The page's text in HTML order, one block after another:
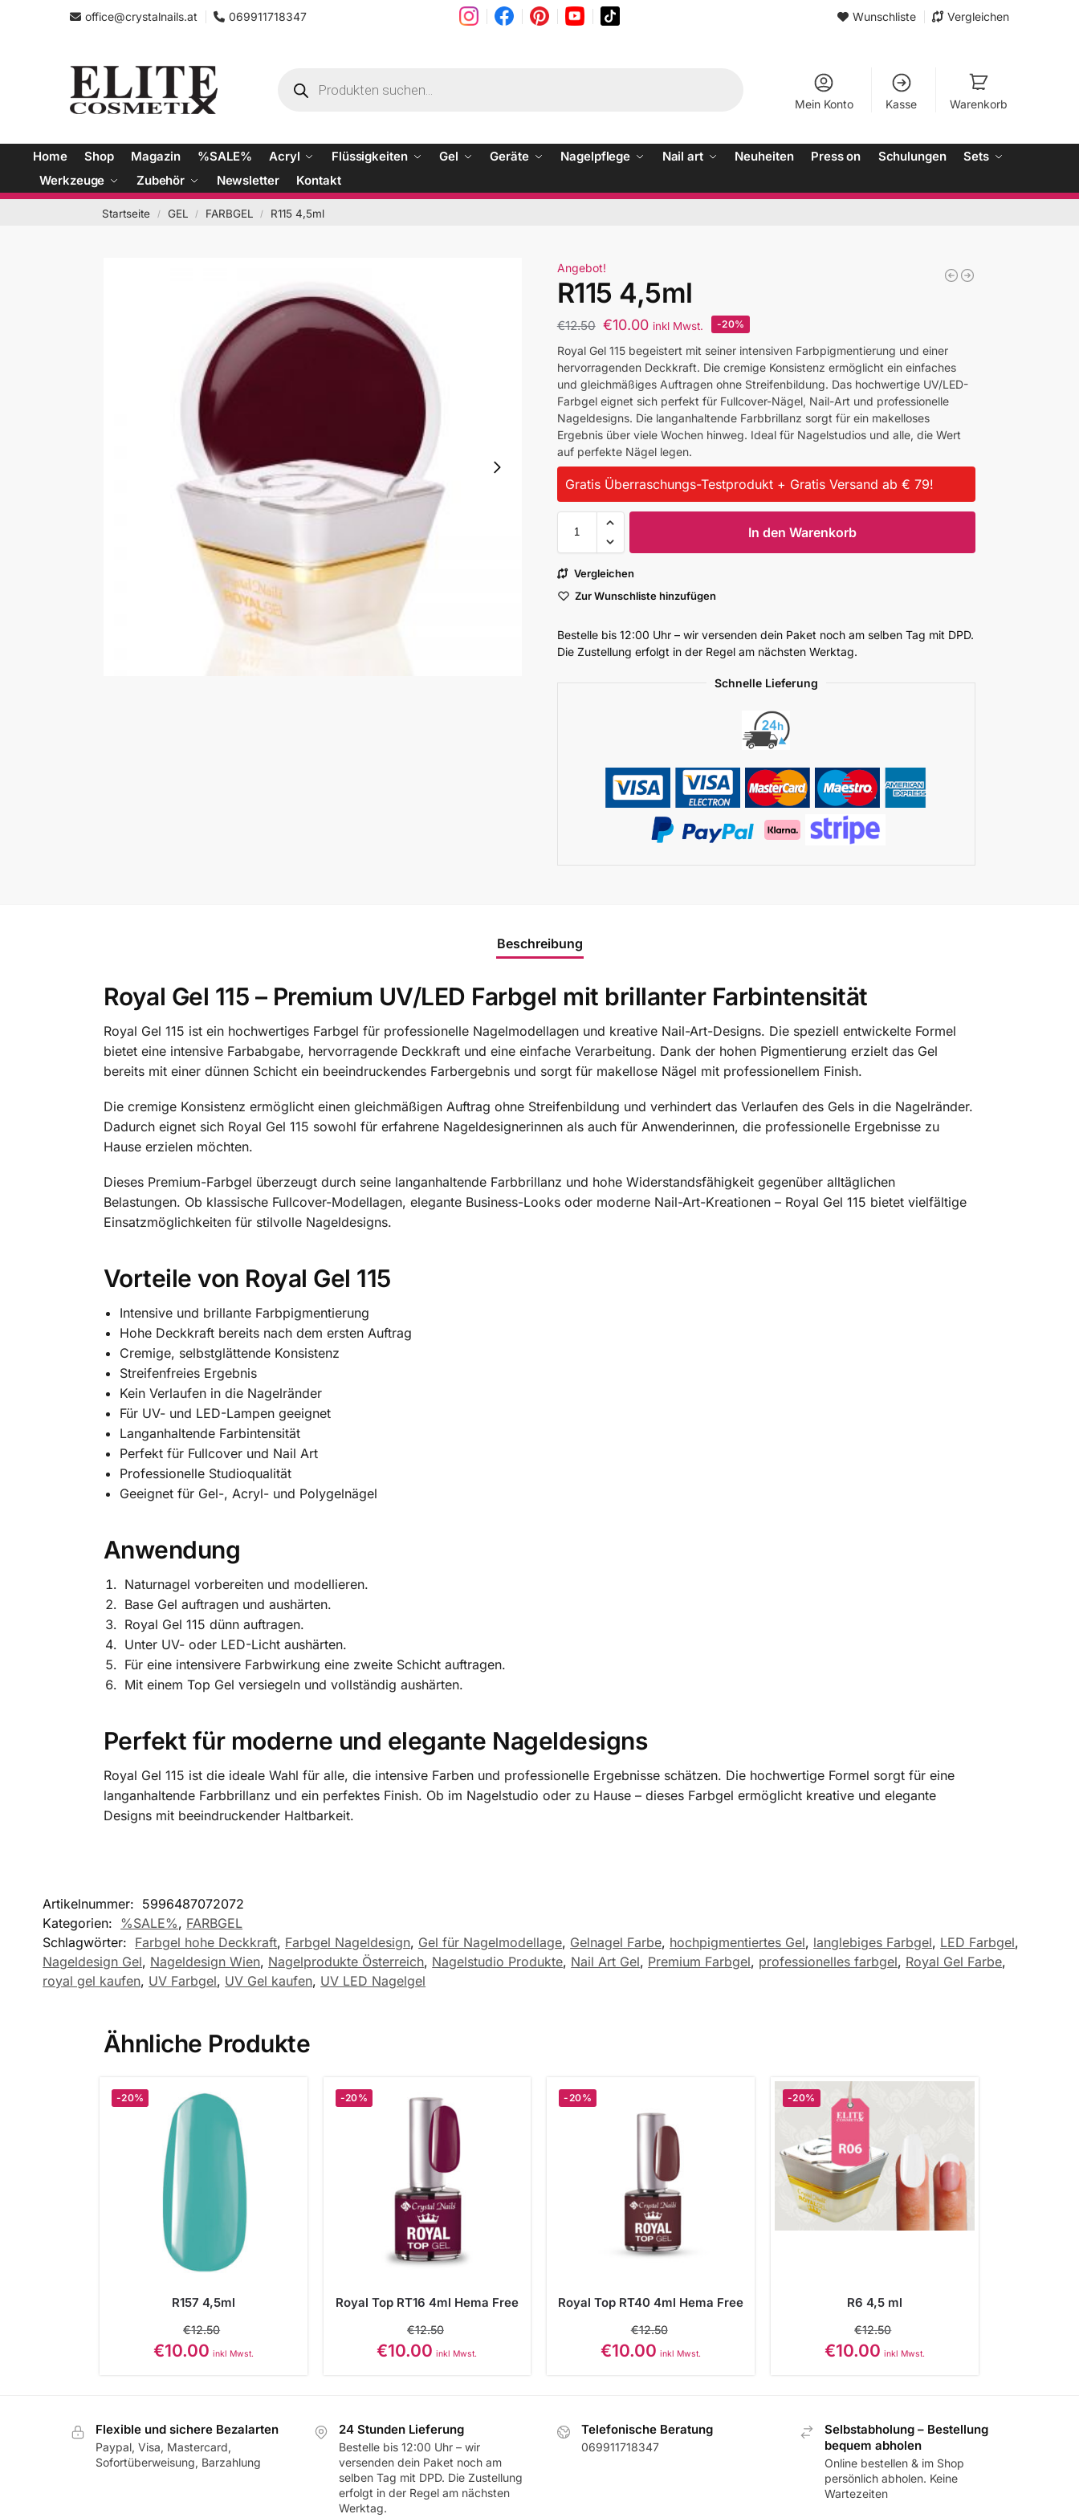
office@crystalnails.at 069911718347 Wunschliste Vergleichen
Mein Konto Kasse Warenkorb
Home Shop Magazin %SALE% Acryl Flüssigkeiten Gel Geräte Nagelpflege Nail art Neuheiten Press on Schulungen
Sets
Werkzeuge
Zubehör Newsletter Kontakt
Startseite / GEL / FARBGEL / R115 4,5ml
Angebot!
R115 4,5ml
€12.50 €10.00 inkl Mwst. -20%
Royal Gel 115 begeistert mit seiner intensiven Farbpigmentierung und einer
hervorragenden Deckkraft. Die cremige Konsistenz ermöglicht ein einfaches
und gleichmäßiges Auftragen ohne Streifenbildung. Das hochwertige UV/LED-
Farbgel eignet sich perfekt für Fullcover-Nägel, Nail-Art und professionelle
Nageldesigns. Die langanhaltende Farbbrillanz sorgt für ein makelloses
Ergebnis über viele Wochen hinweg. Ideal für Nagelstudios und alle, die Wert
auf perfekte Nägel legen.
Gratis Überraschungs-Testprodukt + Gratis Versand ab € 79!
In den Warenkorb
Vergleichen
Zur Wunschliste hinzufügen
Bestelle bis 12:00 Uhr – wir versenden dein Paket noch am selben Tag mit DPD.
Die Zustellung erfolgt in der Regel am nächsten Werktag.
Schnelle Lieferung
Beschreibung
Royal Gel 115 – Premium UV/LED Farbgel mit brillanter Farbintensität
Royal Gel 115 ist ein hochwertiges Farbgel für professionelle Nagelmodellagen und kreative Nail-Art-Designs. Die speziell entwickelte Formel
bietet eine intensive Farbabgabe, hervorragende Deckkraft und eine einfache Verarbeitung. Dank der hohen Pigmentierung erzielt das Gel
bereits mit einer dünnen Schicht ein beeindruckendes Farbergebnis und sorgt für makellose Nägel mit professionellem Finish.
Die cremige Konsistenz ermöglicht einen gleichmäßigen Auftrag ohne Streifenbildung und verhindert das Verlaufen des Gels in die Nagelränder.
Dadurch eignet sich Royal Gel 115 sowohl für erfahrene Nageldesignerinnen als auch für Anwenderinnen, die professionelle Ergebnisse zu
Hause erzielen möchten.
Dieses Premium-Farbgel überzeugt durch seine langanhaltende Farbbrillanz und hohe Widerstandsfähigkeit gegenüber alltäglichen
Belastungen. Ob klassische Fullcover-Modellagen, elegante Business-Looks oder moderne Nail-Art-Kreationen – Royal Gel 115 bietet vielfältige
Einsatzmöglichkeiten für stilvolle Nageldesigns.
Vorteile von Royal Gel 115
Intensive und brillante Farbpigmentierung
Hohe Deckkraft bereits nach dem ersten Auftrag
Cremige, selbstglättende Konsistenz
Streifenfreies Ergebnis
Kein Verlaufen in die Nagelränder
Für UV- und LED-Lampen geeignet
Langanhaltende Farbintensität
Perfekt für Fullcover und Nail Art
Professionelle Studioqualität
Geeignet für Gel-, Acryl- und Polygelnägel
Anwendung
Naturnagel vorbereiten und modellieren.
Base Gel auftragen und aushärten.
Royal Gel 115 dünn auftragen.
Unter UV- oder LED-Licht aushärten.
Für eine intensivere Farbwirkung eine zweite Schicht auftragen.
Mit einem Top Gel versiegeln und vollständig aushärten.
Perfekt für moderne und elegante Nageldesigns
Royal Gel 115 ist die ideale Wahl für alle, die intensive Farben und professionelle Ergebnisse schätzen. Die hochwertige Formel sorgt für eine
langanhaltende Farbbrillanz und ein perfektes Finish. Ob im Nagelstudio oder zu Hause – dieses Farbgel ermöglicht kreative und elegante
Designs mit beeindruckender Haltbarkeit.
Artikelnummer: 5996487072072
Kategorien: %SALE%, FARBGEL
Schlagwörter: Farbgel hohe Deckkraft, Farbgel Nageldesign, Gel für Nagelmodellage, Gelnagel Farbe, hochpigmentiertes Gel, langlebiges Farbgel, LED Farbgel,
Nageldesign Gel, Nageldesign Wien, Nagelprodukte Österreich, Nagelstudio Produkte, Nail Art Gel, Premium Farbgel, professionelles farbgel, Royal Gel Farbe,
royal gel kaufen, UV Farbgel, UV Gel kaufen, UV LED Nagelgel
Ähnliche Produkte
-20%
R157 4,5ml
€12.50
€10.00 inkl Mwst.
-20%
Royal Top RT16 4ml Hema Free
€12.50
€10.00 inkl Mwst.
-20%
Royal Top RT40 4ml Hema Free
€12.50
€10.00 inkl Mwst.
-20%
R6 4,5 ml
€12.50
€10.00 inkl Mwst.
Flexible und sichere Bezalarten
Paypal, Visa, Mastercard,
Sofortüberweisung, Barzahlung
24 Stunden Lieferung
Bestelle bis 12:00 Uhr – wir
versenden dein Paket noch am
selben Tag mit DPD. Die Zustellung
erfolgt in der Regel am nächsten
Werktag.
Telefonische Beratung
069911718347
Selbstabholung – Bestellung
bequem abholen
Online bestellen & im Shop
persönlich abholen. Keine
Wartezeiten